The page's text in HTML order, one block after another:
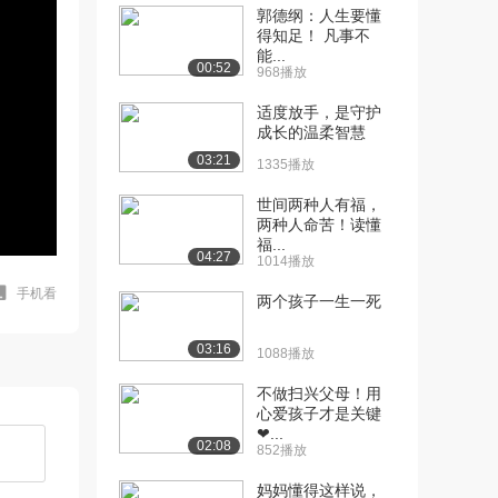
手机看
00:52
郭德纲：人生要懂
得知足！ 凡事不
能...
968播放
03:21
适度放手，是守护
成长的温柔智慧
1335播放
04:27
世间两种人有福，
两种人命苦！读懂
福...
1014播放
03:16
两个孩子一生一死
1088播放
02:08
不做扫兴父母！用
心爱孩子才是关键
❤...
852播放
妈妈懂得这样说，